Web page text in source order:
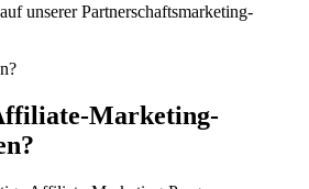
unserer Partnerschaftsmarketing-
Marketing-